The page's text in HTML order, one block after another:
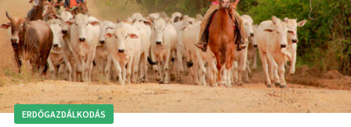
ERDŐGAZDÁLKODÁS